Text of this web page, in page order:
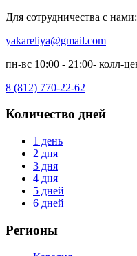
Для сотрудничества с нами:
yakareliya@gmail.com
пн-вс 10:00 - 21:00- колл-
8 (812) 770-22-62
Количество дней
1 день
2 дня
3 дня
4 дня
5 дней
6 дней
Регионы